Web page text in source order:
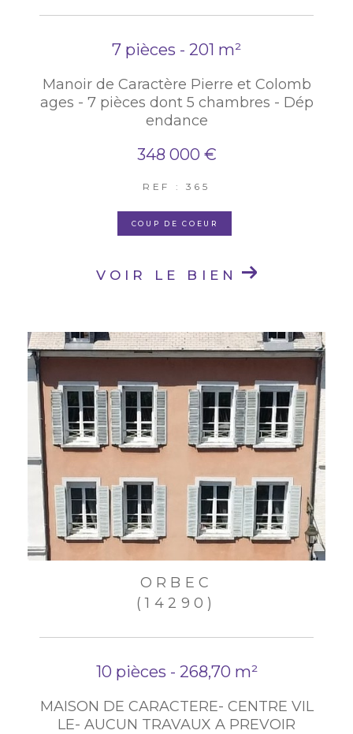
7 pièces - 201 m²
Manoir de Caractère Pierre et Colomb
ages - 7 pièces dont 5 chambres - Dép
endance
348 000 €
REF : 365
COUP DE COEUR
VOIR LE BIEN
ORBEC
(14290)
10 pièces - 268,70 m²
MAISON DE CARACTERE- CENTRE VIL
LE- AUCUN TRAVAUX A PREVOIR